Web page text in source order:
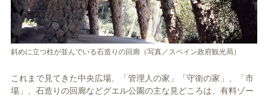
斜めに立つ柱が並んでいる石造りの回廊（写真／スペイン政府観光局）
これまで見てきた中央広場、「管理人の家」「守衛の家」、「市
場」、石造りの回廊などグエル公園の主な見どころは、有料ゾー